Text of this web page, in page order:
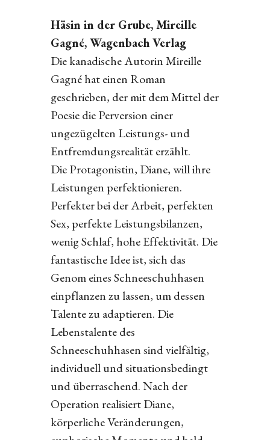
Häsin in der Grube, Mireille
Gagné, Wagenbach Verlag
Die kanadische Autorin Mireille
Gagné hat einen Roman
geschrieben, der mit dem Mittel der
Poesie die Perversion einer
ungezügelten Leistungs- und
Entfremdungsrealität erzählt.
Die Protagonistin, Diane, will ihre
Leistungen perfektionieren.
Perfekter bei der Arbeit, perfekten
Sex, perfekte Leistungsbilanzen,
wenig Schlaf, hohe Effektivität. Die
fantastische Idee ist, sich das
Genom eines Schneeschuhhasen
einpflanzen zu lassen, um dessen
Talente zu adaptieren. Die
Lebenstalente des
Schneeschuhhasen sind vielfältig,
individuell und situationsbedingt
und überraschend. Nach der
Operation realisiert Diane,
körperliche Veränderungen,